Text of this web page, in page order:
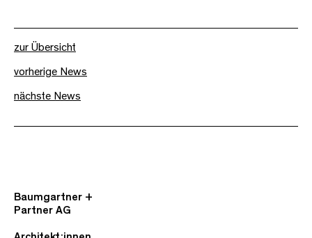
zur Übersicht
vorherige News
nächste News
Baumgartner +
Partner AG